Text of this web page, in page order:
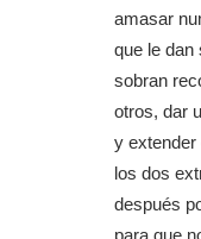
amasar
que le dan
sobran
otros, dar
y extender
los dos
después
para que